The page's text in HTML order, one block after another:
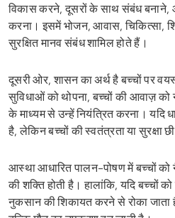
विकास करने, दूसरों के साथ संबंध बनाने,
करना। इसमें भोजन, आवास, चिकित्सा,
सुरक्षित मानव संबंध शामिल होते हैं।
दूसरी ओर, शासन का अर्थ है बच्चों पर
सुविधाओं को थोपना, बच्चों की आवाज़
के माध्यम से उन्हें नियंत्रित करना। यदि
है, लेकिन बच्चों की स्वतंत्रता या सुरक्षा
आस्था आधारित पालन-पोषण में बच्चों
की शक्ति होती है। हालांकि, यदि बच्चों
नुकसान की शिकायत करने से रोका जाता